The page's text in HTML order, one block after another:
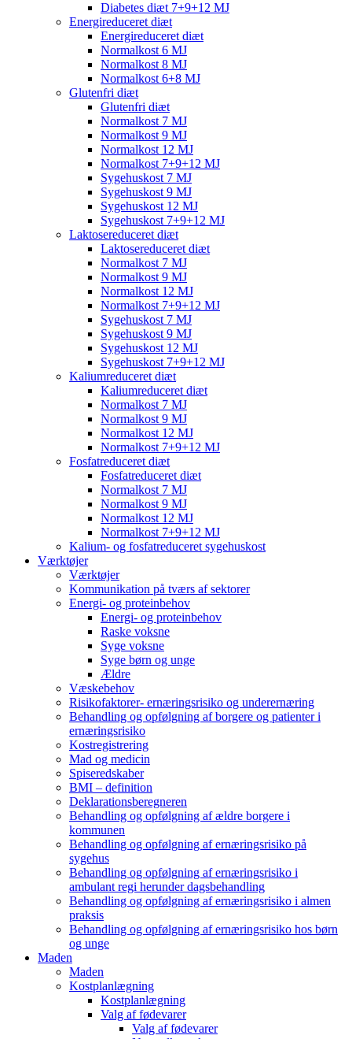
Diabetes diæt 7+9+12 MJ
Energireduceret diæt
Energireduceret diæt
Normalkost 6 MJ
Normalkost 8 MJ
Normalkost 6+8 MJ
Glutenfri diæt
Glutenfri diæt
Normalkost 7 MJ
Normalkost 9 MJ
Normalkost 12 MJ
Normalkost 7+9+12 MJ
Sygehuskost 7 MJ
Sygehuskost 9 MJ
Sygehuskost 12 MJ
Sygehuskost 7+9+12 MJ
Laktosereduceret diæt
Laktosereduceret diæt
Normalkost 7 MJ
Normalkost 9 MJ
Normalkost 12 MJ
Normalkost 7+9+12 MJ
Sygehuskost 7 MJ
Sygehuskost 9 MJ
Sygehuskost 12 MJ
Sygehuskost 7+9+12 MJ
Kaliumreduceret diæt
Kaliumreduceret diæt
Normalkost 7 MJ
Normalkost 9 MJ
Normalkost 12 MJ
Normalkost 7+9+12 MJ
Fosfatreduceret diæt
Fosfatreduceret diæt
Normalkost 7 MJ
Normalkost 9 MJ
Normalkost 12 MJ
Normalkost 7+9+12 MJ
Kalium- og fosfatreduceret sygehuskost
Værktøjer
Værktøjer
Kommunikation på tværs af sektorer
Energi- og proteinbehov
Energi- og proteinbehov
Raske voksne
Syge voksne
Syge børn og unge
Ældre
Væskebehov
Risikofaktorer- ernæringsrisiko og underernæring
Behandling og opfølgning af borgere og patienter i
ernæringsrisiko
Kostregistrering
Mad og medicin
Spiseredskaber
BMI – definition
Deklarationsberegneren
Behandling og opfølgning af ældre borgere i
kommunen
Behandling og opfølgning af ernæringsrisiko på
sygehus
Behandling og opfølgning af ernæringsrisiko i
ambulant regi herunder dagsbehandling
Behandling og opfølgning af ernæringsrisiko i almen
praksis
Behandling og opfølgning af ernæringsrisiko hos børn
og unge
Maden
Maden
Kostplanlægning
Kostplanlægning
Valg af fødevarer
Valg af fødevarer